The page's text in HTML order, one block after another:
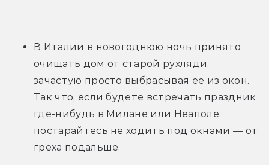
В Италии в новогоднюю ночь принято
очищать дом от старой рухляди,
зачастую просто выбрасывая её из окон.
Так что, если будете встречать праздник
где-нибудь в Милане или Неаполе,
постарайтесь не ходить под окнами — от
греха подальше.